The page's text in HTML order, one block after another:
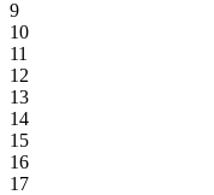
9
10
11
12
13
14
15
16
17